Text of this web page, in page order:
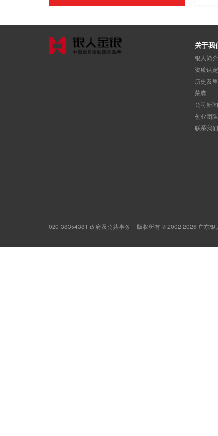
关于我
银人简介
资质认定
历史及
荣膺
公司新
创业团队
联系我们
020-38354381 政府及公共事务 版权所有 © 2002-2026 广东银